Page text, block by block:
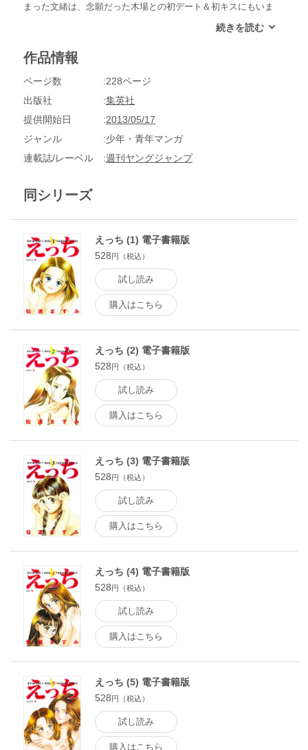
まった文緒は、念願だった木場との初デート＆初キスにもいま
作品情報
ページ数
228ページ
出版社
集英社
提供開始日
2013/05/17
ジャンル
少年・青年マンガ
連載誌/レーベル
週刊ヤングジャンプ
同シリーズ
えっち (1) 電子書籍版
528円（税込）
試し読み
購入はこちら
えっち (2) 電子書籍版
528円（税込）
試し読み
購入はこちら
えっち (3) 電子書籍版
528円（税込）
試し読み
購入はこちら
えっち (4) 電子書籍版
528円（税込）
試し読み
購入はこちら
えっち (5) 電子書籍版
528円（税込）
試し読み
購入はこちら